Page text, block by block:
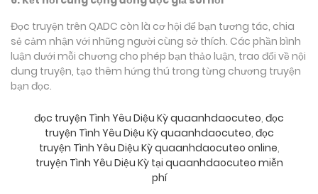
Đọc truyện trên QADC còn là cơ hội để bạn tương tác, chia
sẻ cảm nhận với những người cùng sở thích. Các phần bình
luận dưới mỗi chương cho phép bạn thảo luận, trao đổi về nội
dung truyện, tạo thêm hứng thú trong từng chương truyện
bạn đọc.
đọc truyện Tình Yêu Diệu Kỳ quaanhdaocuteo, đọc
truyện Tình Yêu Diệu Kỳ quaanhdaocuteo, đọc
truyện Tình Yêu Diệu Kỳ quaanhdaocuteo online,
truyện Tình Yêu Diệu Kỳ tại quaanhdaocuteo miễn
phí